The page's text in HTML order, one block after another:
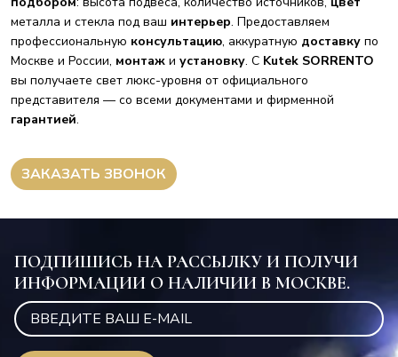
металла и стекла под ваш интерьер. Предоставляем
профессиональную консультацию, аккуратную доставку по
Москве и России, монтаж и установку. С Kutek SORRENTO
вы получаете свет люкс-уровня от официального
представителя — со всеми документами и фирменной
гарантией.
ЗАКАЗАТЬ ЗВОНОК
ПОДПИШИСЬ НА РАССЫЛКУ И ПОЛУЧИ
ИНФОРМАЦИИ О НАЛИЧИИ В МОСКВЕ.